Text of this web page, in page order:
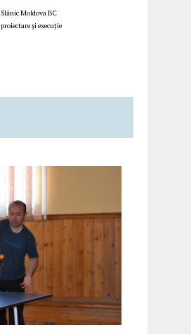
Slănic Moldova BC
proiectare și execuție